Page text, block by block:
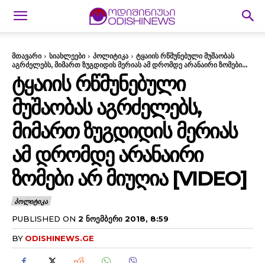
მთავარი სიახლეები პოლიტიკა
ტყაიის რწმუნებული მუშაობას
აგრძელებს, მიმართ ზუგდიდის მერიას ამ დრომდე არანაირი ზომები...
ᲢᲧᲐᲘᲘᲡ ᲠᲬᲛᲣᲜᲔᲑᲣᲚᲘ
ᲛᲣᲨᲐᲝᲑᲐᲡ ᲐᲒᲠᲫᲔᲚᲔᲑᲡ,
ᲛᲘᲛᲐᲠᲗ ᲖᲣᲒᲓᲘᲓᲘᲡ ᲛᲔᲠᲘᲐᲡ
ᲐᲛ ᲓᲠᲝᲛᲓᲔ ᲐᲠᲐᲜᲐᲘᲠᲘ
ᲖᲝᲛᲔᲑᲘ ᲐᲠ ᲛᲘᲣᲦᲘᲐ [VIDEO]
ᲞᲝᲚᲘᲢᲘᲙᲐ
PUBLISHED ON 2 ᲜᲝᲔᲛᲑᲔᲠᲘ 2018, 8:59
BY ODISHINEWS.GE